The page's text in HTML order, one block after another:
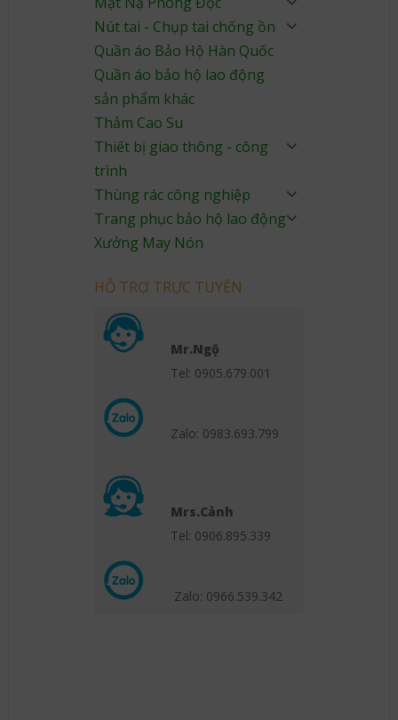
Nút tai - Chụp tai chống ồn
Quần áo Bảo Hộ Hàn Quốc
Quần áo bảo hộ lao động
sản phẩm khác
Thảm Cao Su
Thiết bị giao thông - công
trình
Thùng rác công nghiệp
Trang phục bảo hộ lao động
Xưởng May Nón
HỖ TRỢ TRỰC TUYẾN
Mr.Ngộ
Tel: 0905.679.001
Zalo: 0983.693.799
Mrs.Cảnh
Tel: 0906.895.339
Zalo: 0966.539.342